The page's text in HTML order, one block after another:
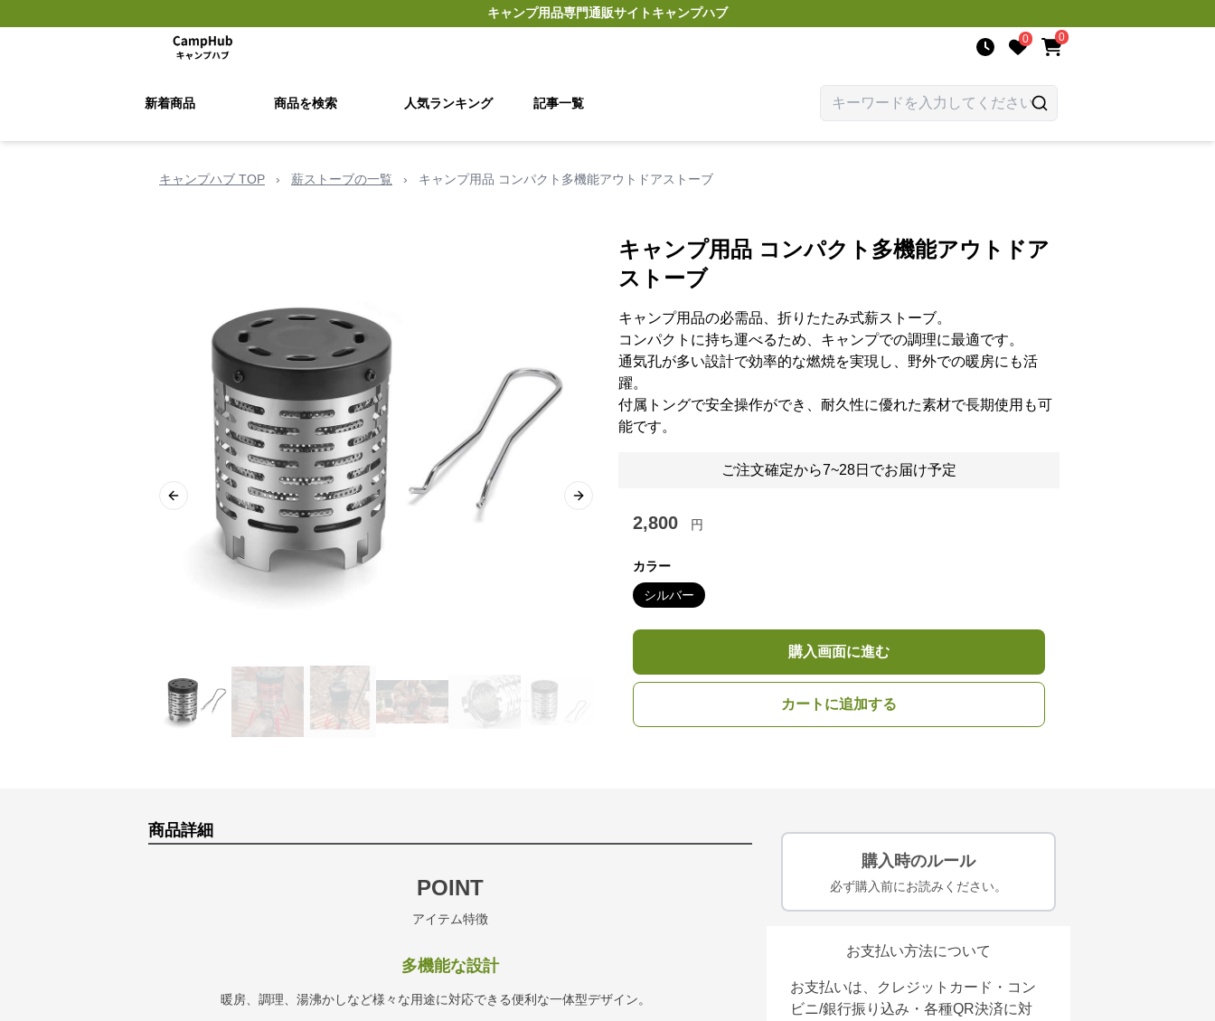
キャンプ用品専門通販サイトキャンプハブ
0 0
新着商品 商品を検索 人気ランキング 記事一覧
キャンプハブ TOP › 薪ストーブの一覧 › キャンプ用品 コンパクト多機能アウトドアストーブ
Previous slide Next slide
キャンプ用品 コンパクト多機能アウトドア
ストーブ
キャンプ用品の必需品、折りたたみ式薪ストーブ。
コンパクトに持ち運べるため、キャンプでの調理に最適です。
通気孔が多い設計で効率的な燃焼を実現し、野外での暖房にも活
躍。
付属トングで安全操作ができ、耐久性に優れた素材で長期使用も可
能です。
ご注文確定から7~28日でお届け予定
2,800 円
カラー
シルバー
購入画面に進む
カートに追加する
商品詳細
POINT
アイテム特徴
多機能な設計
暖房、調理、湯沸かしなど様々な用途に対応できる便利な一体型デザイン。
購入時のルール
必ず購入前にお読みください。
お支払い方法について
お支払いは、クレジットカード・コン
ビニ/銀行振り込み・各種QR決済に対